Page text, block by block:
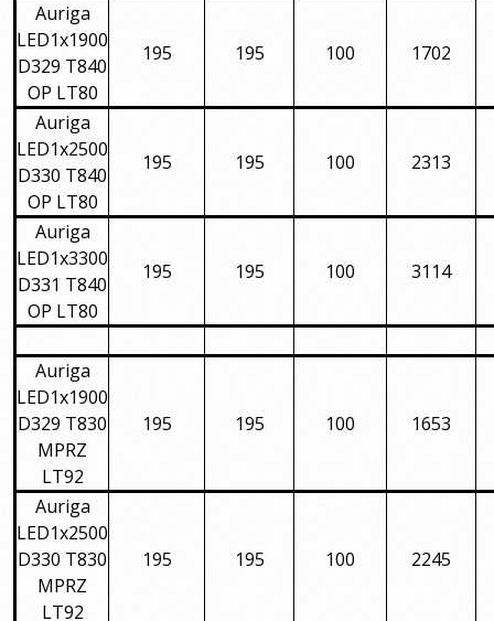
Auriga
LED1x1900
D329 T840
OP LT80
195 195 100 1702
Auriga
LED1x2500
D330 T840
OP LT80
195 195 100 2313
Auriga
LED1x3300
D331 T840
OP LT80
195 195 100 3114
Auriga
LED1x1900
D329 T830
MPRZ
LT92
195 195 100 1653
Auriga
LED1x2500
D330 T830
MPRZ
LT92
195 195 100 2245